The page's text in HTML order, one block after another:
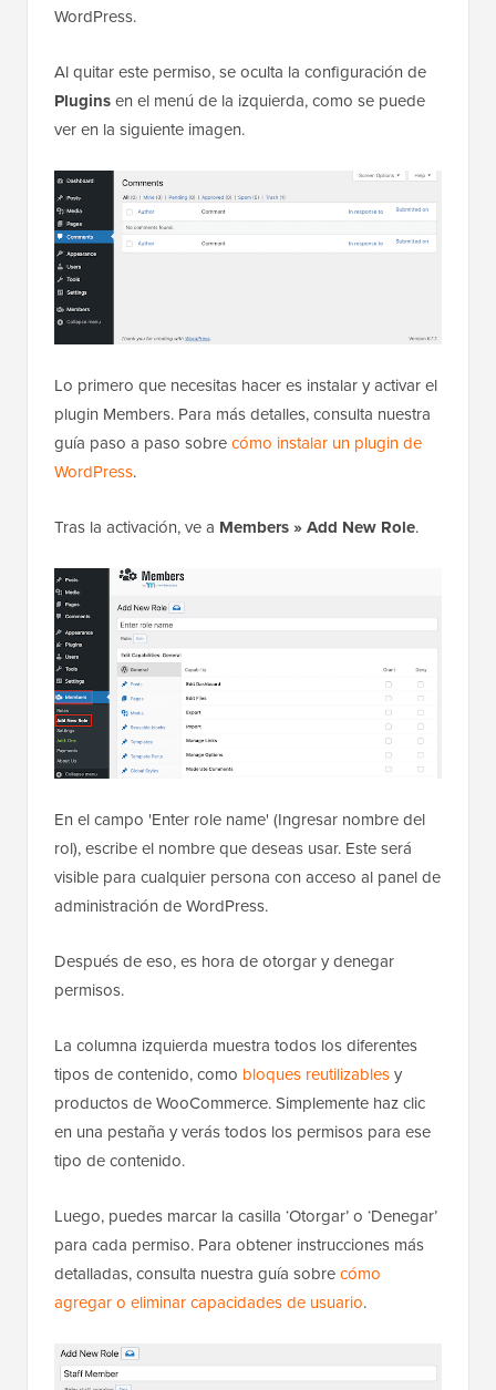
WordPress.
Al quitar este permiso, se oculta la configuración de
Pluginsen el menú de la izquierda, como se puede
ver en la siguiente imagen.
Lo primero que necesitas hacer es instalar y activar el
plugin Members. Para más detalles, consulta nuestra
guía paso a paso sobrecómo instalar un plugin de
WordPress.
Tras la activación, ve a Members » Add New Role.
En el campo 'Enter role name' (Ingresar nombre del
rol), escribe el nombre que deseas usar. Este será
visible para cualquier persona con acceso al panel de
administración de WordPress.
Después de eso, es hora de otorgar y denegar
permisos.
La columna izquierda muestra todos los diferentes
tipos de contenido, como bloques reutilizablesy
productos de WooCommerce. Simplemente haz clic
en una pestaña y verás todos los permisos para ese
tipo de contenido.
Luego, puedes marcar la casilla ‘Otorgar’ o ‘Denegar’
para cada permiso. Para obtener instrucciones más
detalladas, consulta nuestra guía sobrecómo
agregar o eliminar capacidades de usuario.